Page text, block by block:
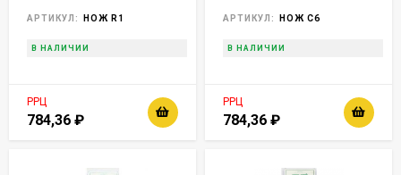
АРТИКУЛ: НОЖ R1
В НАЛИЧИИ
РРЦ
784,36 ₽
АРТИКУЛ: НОЖ C6
В НАЛИЧИИ
РРЦ
784,36 ₽